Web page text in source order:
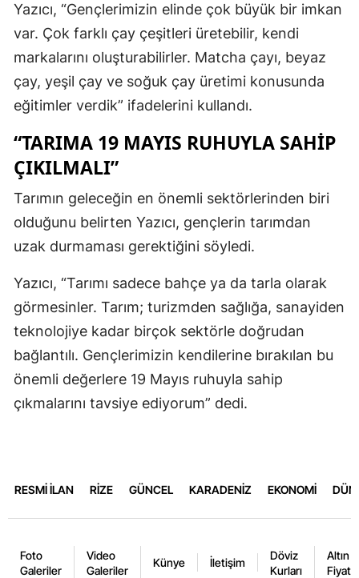
Yazıcı, “Gençlerimizin elinde çok büyük bir imkan
var. Çok farklı çay çeşitleri üretebilir, kendi
markalarını oluşturabilirler. Matcha çayı, beyaz
çay, yeşil çay ve soğuk çay üretimi konusunda
eğitimler verdik” ifadelerini kullandı.
“TARIMA 19 MAYIS RUHUYLA SAHİP
ÇIKILMALI”
Tarımın geleceğin en önemli sektörlerinden biri
olduğunu belirten Yazıcı, gençlerin tarımdan
uzak durmaması gerektiğini söyledi.
Yazıcı, “Tarımı sadece bahçe ya da tarla olarak
görmesinler. Tarım; turizmden sağlığa, sanayiden
teknolojiye kadar birçok sektörle doğrudan
bağlantılı. Gençlerimizin kendilerine bırakılan bu
önemli değerlere 19 Mayıs ruhuyla sahip
çıkmalarını tavsiye ediyorum” dedi.
RESMİ İLAN RİZE GÜNCEL KARADENİZ EKONOMİ
Foto
Galeriler
Video
Galeriler
Künye İletişim
Döviz
Kurları
Altın